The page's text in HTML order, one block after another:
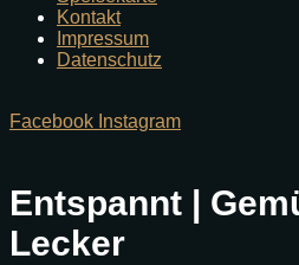
Kontakt
Impressum
Datenschutz
Facebook Instagram
Entspannt |
Lecker